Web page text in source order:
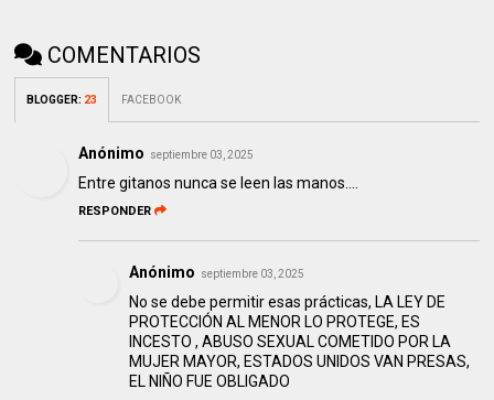
COMENTARIOS
BLOGGER: 23 FACEBOOK
Anónimo septiembre 03, 2025
Entre gitanos nunca se leen las manos....
RESPONDER
Anónimo septiembre 03, 2025
No se debe permitir esas prácticas, LA LEY DE
PROTECCIÓN AL MENOR LO PROTEGE, ES
INCESTO , ABUSO SEXUAL COMETIDO POR LA
MUJER MAYOR, ESTADOS UNIDOS VAN PRESAS,
EL NIÑO FUE OBLIGADO